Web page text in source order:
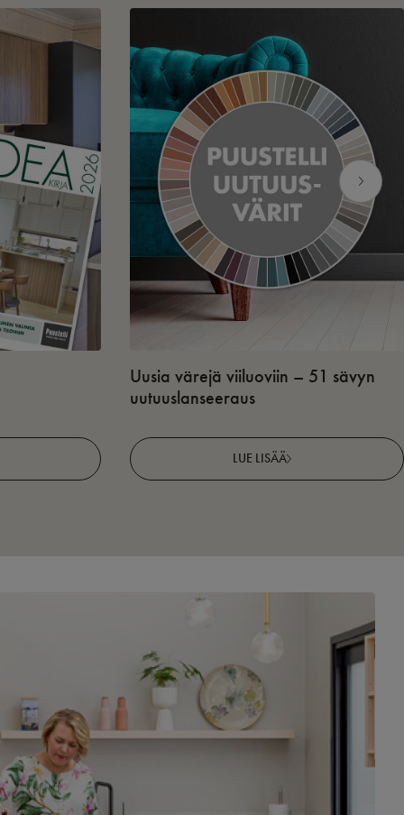
Uusia värejä viiluoviin – 51 sävyn
uutuuslanseeraus
LUE LISÄÄ